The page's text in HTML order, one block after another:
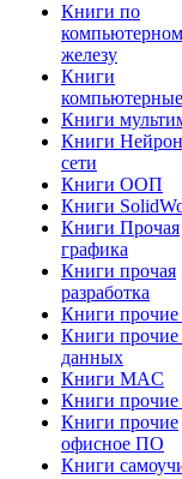
Книги по
железу
Книги
Книги
Книги
сети
Книги ООП
Книги
Книги Прочая
графика
Книги прочая
разработка
Книги
Книги прочие
данных
Книги MAC
Книги
Книги прочие
офисное ПО
Книги